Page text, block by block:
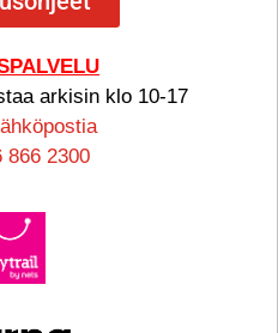
arkisin klo 10-17
866 2300